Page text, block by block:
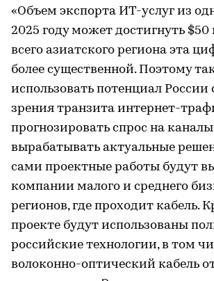
«Объем экспорта ИТ-услуг из
2025 году может достигнуть
всего азиатского региона эта
более существенной. Поэтому
использовать потенциал России
зрения транзита интернет-
прогнозировать спрос на
вырабатывать актуальные
сами проектные работы будут
компании малого и среднего
регионов, где проходит кабель.
проекте будут использованы
российские технологии, в том
волоконно-оптический кабель